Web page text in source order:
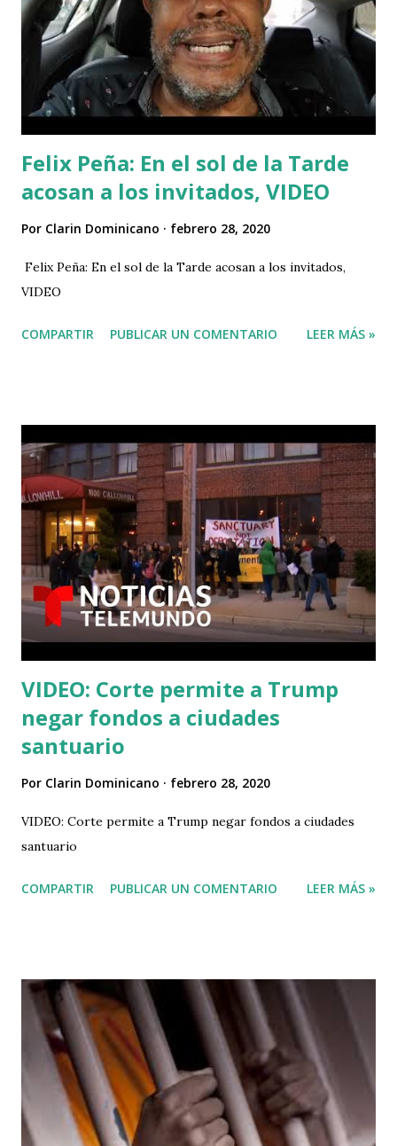
Felix Peña: En el sol de la Tarde
acosan a los invitados, VIDEO
Por Clarin Dominicano febrero 28, 2020
Felix Peña: En el sol de la Tarde acosan a los invitados,
VIDEO
COMPARTIR PUBLICAR UN COMENTARIO LEER MÁS »
VIDEO: Corte permite a Trump
negar fondos a ciudades
santuario
Por Clarin Dominicano febrero 28, 2020
VIDEO: Corte permite a Trump negar fondos a ciudades
santuario
COMPARTIR PUBLICAR UN COMENTARIO LEER MÁS »